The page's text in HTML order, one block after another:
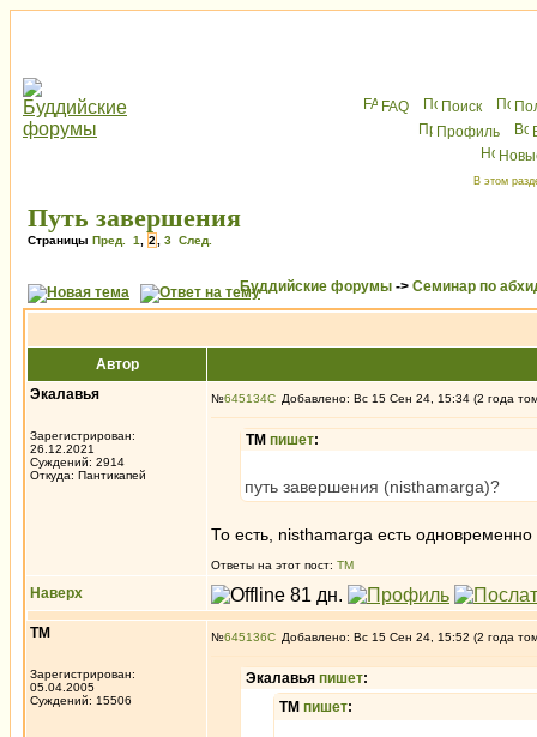
FAQ Поиск
Профиль
В этом
Путь завершения
Страницы Пред. 1 2 3 След.
Буддийские форумы -> Семинар по
Автор
Экалавья
Зарегистрирован:
26.12.2021
Суждений: 2914
Откуда: Пантикапей
№645134 Добавлено: Вс 15 Сен 24, 15:34 (2 года
ТМ пишет:
путь завершения (nisthamarga)?
То есть, nisthamarga есть
Ответы на этот пост: ТМ
Наверх
ТМ
Зарегистрирован:
05.04.2005
Суждений: 15506
№645136 Добавлено: Вс 15 Сен 24, 15:52 (2 года
Экалавья пишет:
ТМ пишет: